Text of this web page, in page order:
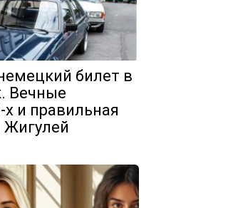
билет в
Вечные
х и правильная
Жигулей